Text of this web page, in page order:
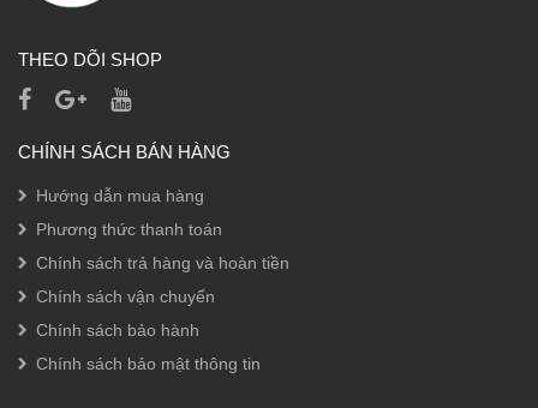
THEO DÕI SHOP
CHÍNH SÁCH BÁN HÀNG
Hướng dẫn mua hàng
Phương thức thanh toán
Chính sách trả hàng và hoàn tiền
Chính sách vận chuyển
Chính sách bảo hành
Chính sách bảo mật thông tin